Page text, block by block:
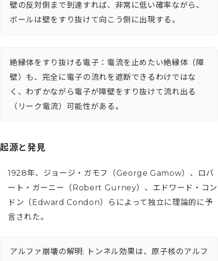
壁の反対側まで到達すれば、非常に低い確率ながら、
ボールは壁をすり抜けて向こう側に出現する。
絶縁体をすり抜ける電子：電流を止めたい絶縁体（障
壁）も、完全に電子の流れを遮断できるわけではな
く、わずかながら電子が障壁をすり抜けて流れ出る
（リーク電流）可能性がある。
起源と発見
1928年、ジョージ・ガモフ（George Gamow）、ロバ
ート・ガーニー（Robert Gurney）、エドワード・コン
ドン（Edward Condon）らによって独立に理論的に予
言された。
アルファ崩壊の解明: トンネル効果は、原子核のアルフ